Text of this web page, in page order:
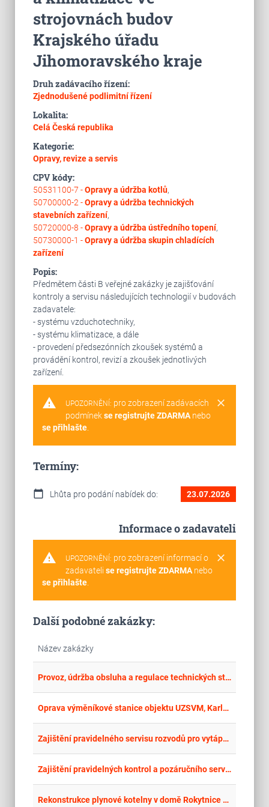
strojovnách budov
Krajského úřadu
Jihomoravského kraje
Druh zadávacího řízení:
Zjednodušené podlimitní řízení
Lokalita:
Celá Česká republika
Kategorie:
Opravy, revize a servis
CPV kódy:
50531100-7 -Opravy a údržba kotlů,
50700000-2 -Opravy a údržba technických
stavebních zařízení,
50720000-8 -Opravy a údržba ústředního topení,
50730000-1 -Opravy a údržba skupin chladících
zařízení
Popis:
Předmětem části B veřejné zakázky je zajišťování
kontroly a servisu následujících technologií v budovách
zadavatele:
- systému vzduchotechniky,
- systému klimatizace, a dále
- provedení předsezónních zkoušek systémů a
provádění kontrol, revizí a zkoušek jednotlivých
zařízení.
warning clear
UPOZORNĚNÍ: pro zobrazení zadávacích
podmínekse registrujte ZDARMAnebo
se přihlašte.
Termíny:
calendar_today Lhůta pro podání nabídek do: 23.07.2026
Informace o zadavateli
warning clear
UPOZORNĚNÍ: pro zobrazení informací o
zadavateli se registrujte ZDARMAnebo
se přihlašte.
Další podobné zakázky:
Název zakázky
Provoz, údržba obsluha a regulace technických stavebních zařízení
Oprava výměníkové stanice objektu UZSVM, Karlovo náměstí č.p. 44, Kolín
Zajištění pravidelného servisu rozvodů pro vytápění / chlazení a zdravotechniku
Zajištění pravidelných kontrol a pozáručního servisu VZT pro ONN a. s. - lokality Náchodsko a Rychnov nad Kněžnou
Rekonstrukce plynové kotelny v domě Rokytnice čp. 464, Vsetín